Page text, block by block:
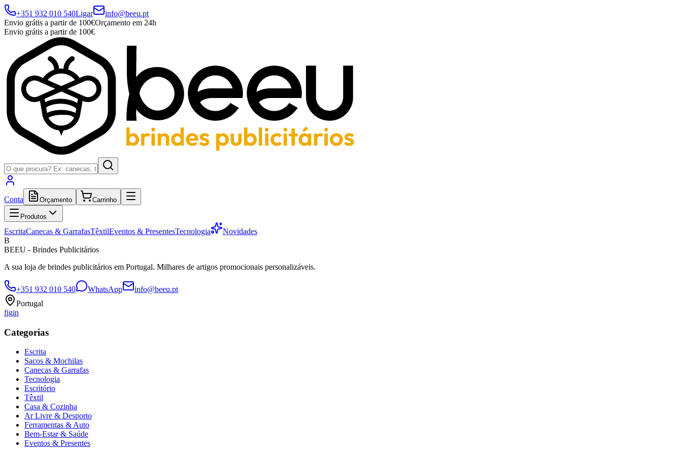
+351 932 010 540Ligar
info@beeu.pt
Envio grátis a partir de 100€Orçamento em 24h
Envio grátis a partir de 100€
Conta Orçamento Carrinho
Produtos
EscritaCanecas & GarrafasTêxtilEventos & PresentesTecnologia
Novidades
B
BEEU - Brindes Publicitários
A sua loja de brindes publicitários em Portugal. Milhares de artigos promocionais personalizáveis.
+351 932 010 540 WhatsApp
info@beeu.pt
Portugal
figin
Categorias
Escrita
Sacos & Mochilas
Canecas & Garrafas
Tecnologia
Escritório
Têxtil
Casa & Cozinha
Ar Livre & Desporto
Ferramentas & Auto
Bem-Estar & Saúde
Eventos & Presentes